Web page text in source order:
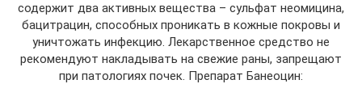
содержит два активных вещества – сульфат неомицина,
бацитрацин, способных проникать в кожные покровы и
уничтожать инфекцию. Лекарственное средство не
рекомендуют накладывать на свежие раны, запрещают
при патологиях почек. Препарат Банеоцин: